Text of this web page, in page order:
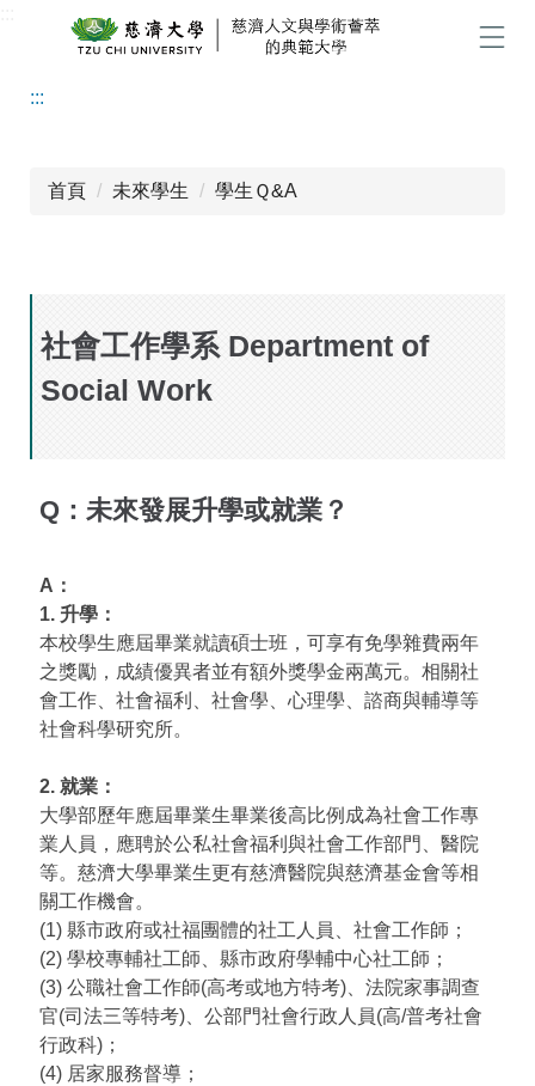
:::
首頁 未來學生 學生Ｑ&A
社會工作學系 Department of
Social Work
Q：未來發展升學或就業？
A：
1. 升學：
本校學生應屆畢業就讀碩士班，可享有免學雜費兩年
之獎勵，成績優異者並有額外獎學金兩萬元。相關社
會工作、社會福利、社會學、心理學、諮商與輔導等
社會科學研究所。
2. 就業：
大學部歷年應屆畢業生畢業後高比例成為社會工作專
業人員，應聘於公私社會福利與社會工作部門、醫院
等。慈濟大學畢業生更有慈濟醫院與慈濟基金會等相
關工作機會。
(1) 縣市政府或社福團體的社工人員、社會工作師；
(2) 學校專輔社工師、縣市政府學輔中心社工師；
(3) 公職社會工作師(高考或地方特考)、法院家事調查
官(司法三等特考)、公部門社會行政人員(高/普考社會
行政科)；
(4) 居家服務督導；